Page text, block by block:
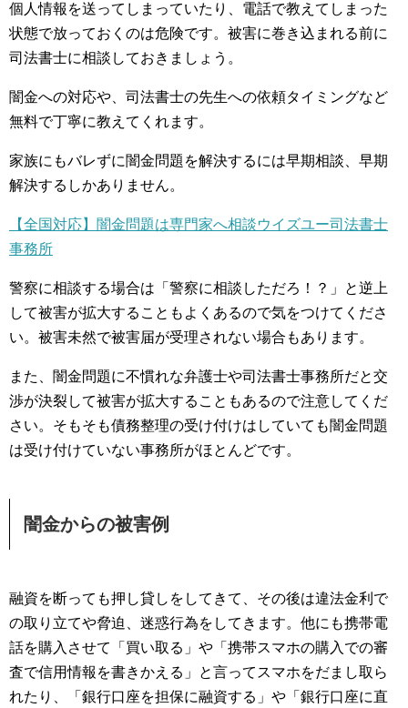
個人情報を送ってしまっていたり、電話で教えてしまった
状態で放っておくのは危険です。被害に巻き込まれる前に
司法書士に相談しておきましょう。
闇金への対応や、司法書士の先生への依頼タイミングなど
無料で丁寧に教えてくれます。
家族にもバレずに闇金問題を解決するには早期相談、早期
解決するしかありません。
【全国対応】闇金問題は専門家へ相談ウイズユー司法書士
事務所
警察に相談する場合は「警察に相談しただろ！？」と逆上
して被害が拡大することもよくあるので気をつけてくださ
い。被害未然で被害届が受理されない場合もあります。
また、闇金問題に不慣れな弁護士や司法書士事務所だと交
渉が決裂して被害が拡大することもあるので注意してくだ
さい。そもそも債務整理の受け付けはしていても闇金問題
は受け付けていない事務所がほとんどです。
闇金からの被害例
融資を断っても押し貸しをしてきて、その後は違法金利で
の取り立てや脅迫、迷惑行為をしてきます。他にも携帯電
話を購入させて「買い取る」や「携帯スマホの購入での審
査で信用情報を書きかえる」と言ってスマホをだまし取ら
れたり、「銀行口座を担保に融資する」や「銀行口座に直